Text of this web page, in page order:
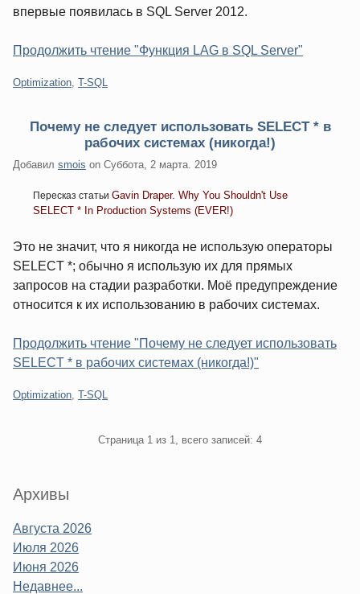
впервые появилась в SQL Server 2012.
Продолжить чтение "Функция LAG в SQL Server"
Категории:
Optimization T-SQL
Почему не следует использовать SELECT * в
рабочих системах (никогда!)
Добавил smois on Суббота, 2 марта. 2019
Пересказ статьи Gavin Draper. Why You Shouldn't Use
SELECT * In Production Systems (EVER!)
Это не значит, что я никогда не использую операторы
SELECT *; обычно я использую их для прямых
запросов на стадии разработки. Моё предупреждение
относится к их использованию в рабочих системах.
Продолжить чтение "Почему не следует использовать
SELECT * в рабочих системах (никогда!)"
Категории:
Optimization T-SQL
Страница 1 из 1, всего записей: 4
Sidebar
Архивы
Августа 2026
Июля 2026
Июня 2026
Недавнее...